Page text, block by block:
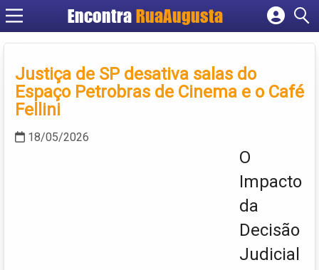
Encontra RuaAugusta
Cadastrar empresa
Criar conta
Justiça de SP desativa salas do
Espaço Petrobras de Cinema e o Café
Fellini
18/05/2026
O
Impacto
da
Decisão
Judicial